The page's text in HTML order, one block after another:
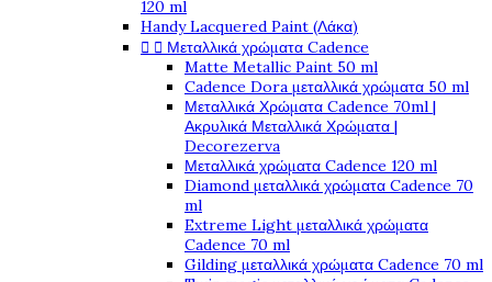
120 ml
Handy Lacquered Paint (Λάκα)
  Μεταλλικά χρώματα Cadence
Matte Metallic Paint 50 ml
Cadence Dora μεταλλικά χρώματα 50 ml
Μεταλλικά Χρώματα Cadence 70ml |
Ακρυλικά Μεταλλικά Χρώματα |
Decorezerva
Μεταλλικά χρώματα Cadence 120 ml
Diamond μεταλλικά χρώματα Cadence 70
ml
Extreme Light μεταλλικά χρώματα
Cadence 70 ml
Gilding μεταλλικά χρώματα Cadence 70 ml